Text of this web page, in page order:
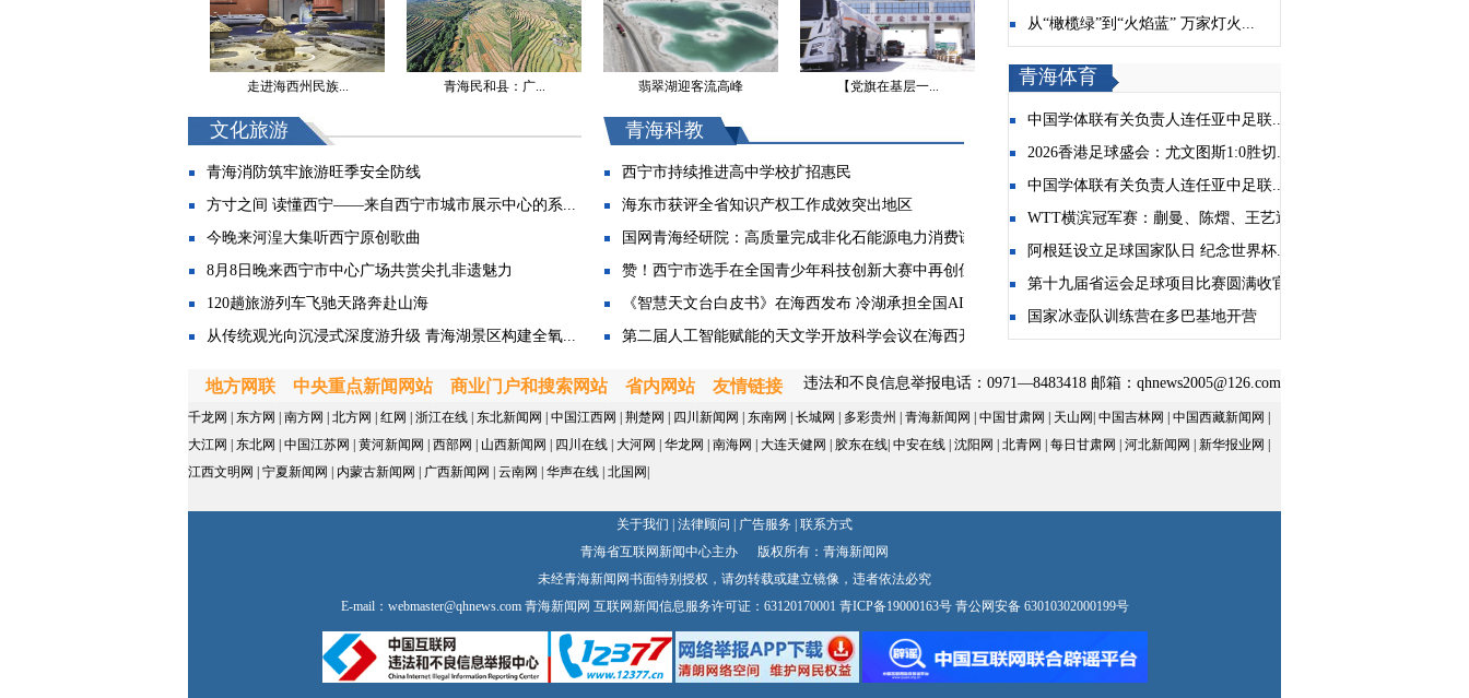
省委常委会召开会议 吴晓军主持
吴晓军罗东川会见对口支援青海理工学院高校及九校...
罗东川在海北州海晏县、刚察县调研时强调 坚持生态...
青海高原冷凉蔬菜有机认证规模持续壮大
《生命树》情景交响音乐会在青上演
2026上半年青海金融运行实现良好开局
青海：低成本资金赋能民营小微发展
青海引导外贸企业树立风险中性经营理念
青海海东市发布“十五五”规划纲要
青海海东市：“十五五”四维度发力筑牢东部生态安...
青海海东市：“十五五”全力打造全域全季特色生态...
上半年西宁市消费市场赋能焕新活力足
双向奔赴！西宁好物点亮金陵夏夜
我省开展旅游旺季价格专项督导检查
走进海西州民族... 青海民和县：广... 翡翠湖迎客流高峰 【党旗在基层一...
文化旅游
青海消防筑牢旅游旺季安全防线
方寸之间 读懂西宁——来自西宁市城市展示中心的系...
今晚来河湟大集听西宁原创歌曲
8月8日晚来西宁市中心广场共赏尖扎非遗魅力
120趟旅游列车飞驰天路奔赴山海
从传统观光向沉浸式深度游升级 青海湖景区构建全氧...
青海科教
西宁市持续推进高中学校扩招惠民
海东市获评全省知识产权工作成效突出地区
国网青海经研院：高质量完成非化石能源电力消费试...
赞！西宁市选手在全国青少年科技创新大赛中再创佳绩
《智慧天文台白皮书》在海西发布 冷湖承担全国AI天...
第二届人工智能赋能的天文学开放科学会议在海西开幕
从“橄榄绿”到“火焰蓝” 万家灯火...
青海体育
中国学体联有关负责人连任亚中足联...
2026香港足球盛会：尤文图斯1:0胜切...
中国学体联有关负责人连任亚中足联...
WTT横滨冠军赛：蒯曼、陈熠、王艺迪...
阿根廷设立足球国家队日 纪念世界杯...
第十九届省运会足球项目比赛圆满收官
国家冰壶队训练营在多巴基地开营
地方网联 中央重点新闻网站 商业门户和搜索网站 省内网站 友情链接 违法和不良信息举报电话：0971—8483418 邮箱：qhnews2005@126.com
千龙网 东方网 南方网 北方网 红网 浙江在线 东北新闻网 中国江西网 荆楚网 四川新闻网 东南网 长城网 多彩贵州 青海新闻网 中国甘肃网 天山网 中国吉林网 中国西藏新闻网
大江网
东北网 中国江苏网 黄河新闻网 西部网 山西新闻网 四川在线 大河网 华龙网 南海网 大连天健网 胶东在线 中安在线 沈阳网 北青网 每日甘肃网 河北新闻网 新华报业网
江西文明网
宁夏新闻网 内蒙古新闻网 广西新闻网 云南网 华声在线 北国网
关于我们 法律顾问 广告服务
联系方式
青海省互联网新闻中心主办 版权所有：青海新闻网
未经青海新闻网书面特别授权，请勿转载或建立镜像，违者依法必究
E-mail： webmaster@qhnews.com青海新闻网 互联网新闻信息服务许可证：63120170001 青ICP备19000163号青公网安备 63010302000199号